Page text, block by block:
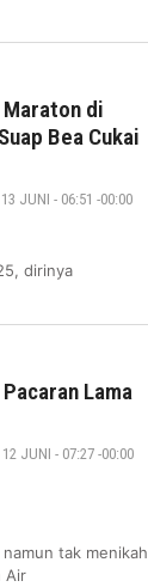
di
Bea Cukai
JUNI - 06:51 -00:00
dirinya
Lama
JUNI - 07:27 -00:00
tak menikah
Air